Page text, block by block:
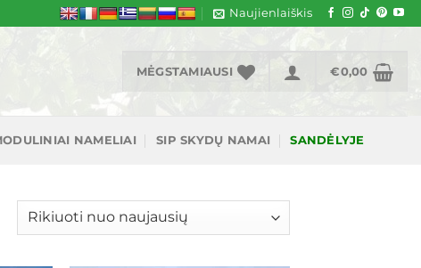
Naujienlaiškis
MĖGSTAMIAUSI €0,00
NAMELIAI SIP SKYDŲ NAMAI SANDĖLYJE
pagal